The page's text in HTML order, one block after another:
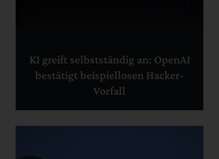
KI greift selbstständig an: OpenAI
bestätigt beispiellosen Hacker-
Vorfall